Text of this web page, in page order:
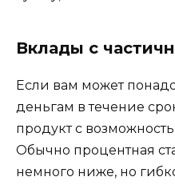
Вклады с
Если вам может
деньгам в течение
продукт с
Обычно процентная
немного ниже, но